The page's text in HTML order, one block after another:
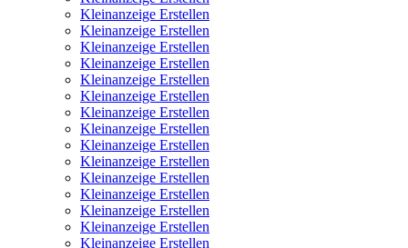
Kleinanzeige Erstellen
Kleinanzeige Erstellen
Kleinanzeige Erstellen
Kleinanzeige Erstellen
Kleinanzeige Erstellen
Kleinanzeige Erstellen
Kleinanzeige Erstellen
Kleinanzeige Erstellen
Kleinanzeige Erstellen
Kleinanzeige Erstellen
Kleinanzeige Erstellen
Kleinanzeige Erstellen
Kleinanzeige Erstellen
Kleinanzeige Erstellen
Kleinanzeige Erstellen